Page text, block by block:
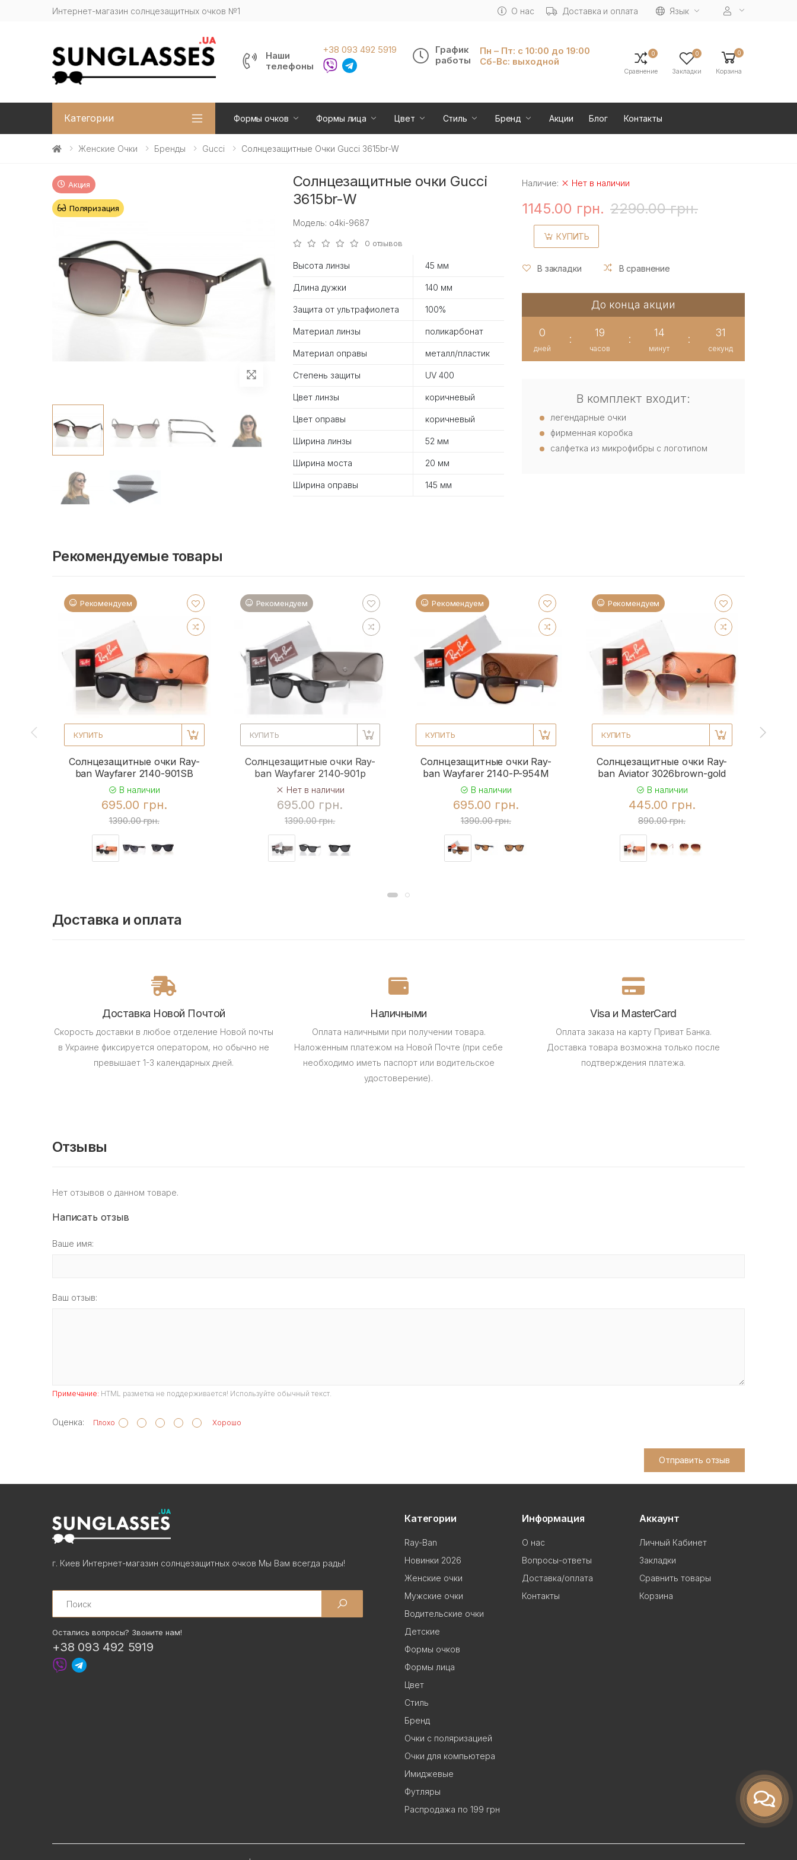
Интернет-магазин солнцезащитных очков №1 О нас Доставка и оплата Язык
Наши
телефоны
+38 093 492 5919
График
работы
Пн – Пт: с 10:00 до 19:00
Сб-Вс: выходной
0
Сравнение
0
Закладки
0
Корзина
Категории Формы очков Формы лица Цвет Стиль Бренд Акции Блог Контакты
Женские Очки Бренды Gucci Солнцезащитные Очки Gucci 3615br-W
Акция
Поляризация
Солнцезащитные очки Gucci
3615br-W
Модель: o4ki-9687
0 отзывов
Высота линзы 45 мм
Длина дужки 140 мм
Защита от ультрафиолета 100%
Материал линзы поликарбонат
Материал оправы металл/пластик
Степень защиты UV 400
Цвет линзы коричневый
Цвет оправы коричневый
Ширина линзы 52 мм
Ширина моста 20 мм
Ширина оправы 145 мм
Наличие: Нет в наличии
1145.00 грн. 2290.00 грн.
КУПИТЬ
В закладки В сравнение
До конца акции
0
дней
:
19
часов
:
14
минут
:
30
секунд
В комплект входит:
легендарные очки
фирменная коробка
салфетка из микрофибры с логотипом
Рекомендуемые товары
Рекомендуем
КУПИТЬ
Солнцезащитные очки Ray-
ban Wayfarer 2140-901SB
В наличии
695.00 грн.
1390.00 грн.
Рекомендуем
КУПИТЬ
Солнцезащитные очки Ray-
ban Wayfarer 2140-901p
Нет в наличии
695.00 грн.
1390.00 грн.
Рекомендуем
КУПИТЬ
Солнцезащитные очки Ray-
ban Wayfarer 2140-P-954M
В наличии
695.00 грн.
1390.00 грн.
Рекомендуем
КУПИТЬ
Солнцезащитные очки Ray-
ban Aviator 3026brown-gold
В наличии
445.00 грн.
890.00 грн.
Доставка и оплата
Доставка Новой Почтой
Скорость доставки в любое отделение Новой почты
в Украине фиксируется оператором, но обычно не
превышает 1-3 календарных дней.
Наличными
Оплата наличными при получении товара.
Наложенным платежом на Новой Почте (при себе
необходимо иметь паспорт или водительское
удостоверение).
Visa и MasterCard
Оплата заказа на карту Приват Банка.
Доставка товара возможна только после
подтверждения платежа.
Отзывы
Нет отзывов о данном товаре.
Написать отзыв
Ваше имя:
Ваш отзыв:
Примечание: HTML разметка не поддерживается! Используйте обычный текст.
Оценка: Плохо Хорошо
Отправить отзыв
г. Киев Интернет-магазин солнцезащитных очков Мы Вам всегда рады!
Search
Остались вопросы? Звоните нам!
+38 093 492 5919
Категории
Ray-Ban
Новинки 2026
Женские очки
Мужские очки
Водительские очки
Детские
Формы очков
Формы лица
Цвет
Стиль
Бренд
Очки с поляризацией
Очки для компьютера
Имиджевые
Футляры
Распродажа по 199 грн
Информация
О нас
Вопросы-ответы
Доставка/оплата
Контакты
Аккаунт
Личный Кабинет
Закладки
Сравнить товары
Корзина